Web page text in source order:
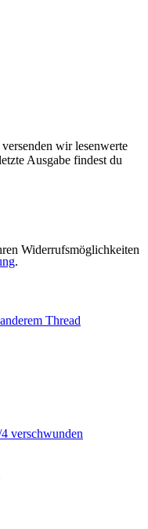
wir lesenwerte
Ausgabe findest du
Widerrufsmöglichkeiten
.
Thread
verschwunden